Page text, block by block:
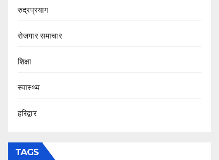
रुद्रप्रयाग
रोजगार समाचार
शिक्षा
स्वास्थ्य
हरिद्वार
TAGS